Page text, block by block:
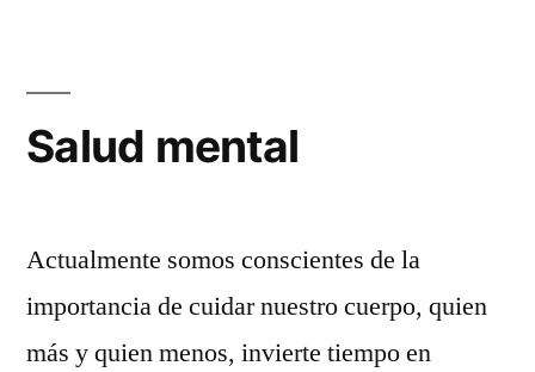
Salud mental
Actualmente somos conscientes de la
importancia de cuidar nuestro cuerpo, quien
más y quien menos, invierte tiempo en